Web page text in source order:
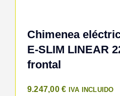
Chimenea
E-SLIM LINEAR
frontal
9.247,00€ IVA INCLUIDO